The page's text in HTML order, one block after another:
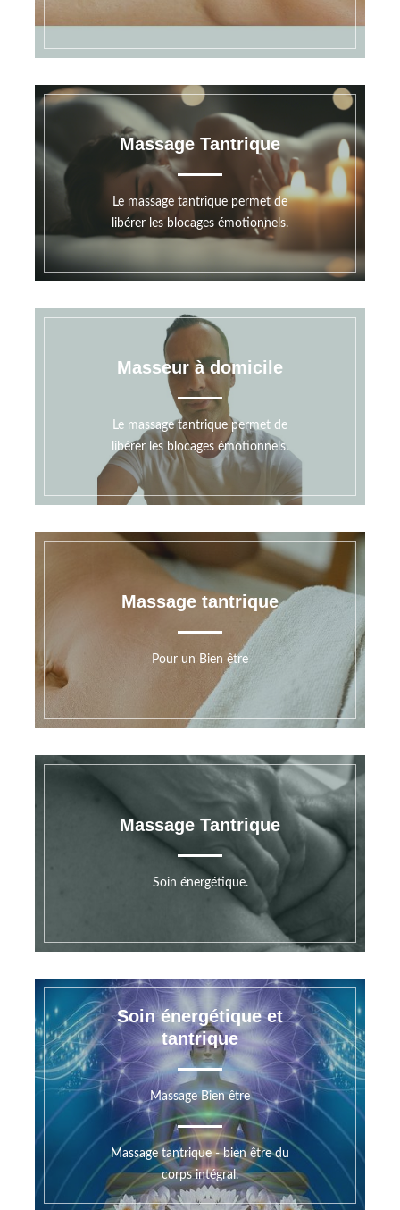
Massage Tantrique
Le massage tantrique permet de
libérer les blocages émotionnels.
Masseur à domicile
Le massage tantrique permet de
libérer les blocages émotionnels.
Massage tantrique
Pour un Bien être
Massage Tantrique
Soin énergétique.
Soin énergétique et
tantrique
Massage Bien être
Massage tantrique - bien être du
corps intégral.